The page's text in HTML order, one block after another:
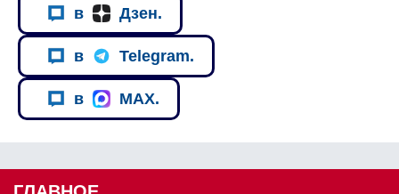
в Дзен.
в Telegram.
в MAX.